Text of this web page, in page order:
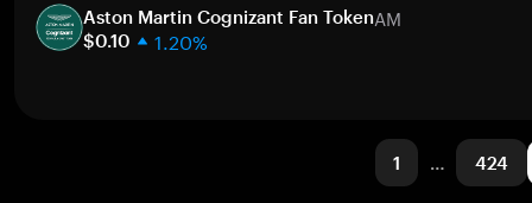
30 dias
Capitalização de mercado
Aston Martin Cognizant Fan TokenAM
$0.10 1.20%
1 … 424